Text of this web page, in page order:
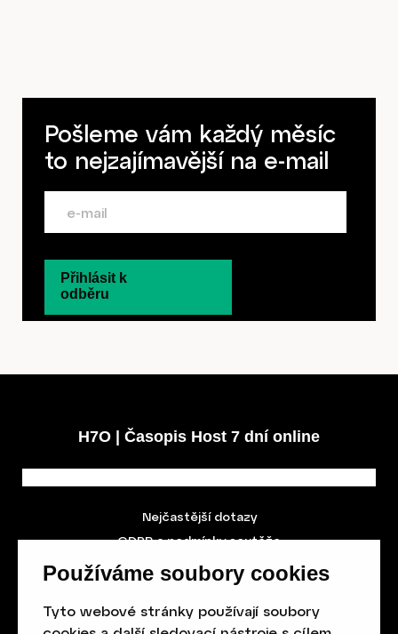
Používáme soubory cookies
Tyto webové stránky používají soubory
Pošleme vám každý měsíc
to nejzajímavější na e-mail
Přihlásit k
odběru
H7O | Časopis Host 7 dní online
Nejčastější dotazy
GDPR a podmínky soutěže
Obchodní podmínky